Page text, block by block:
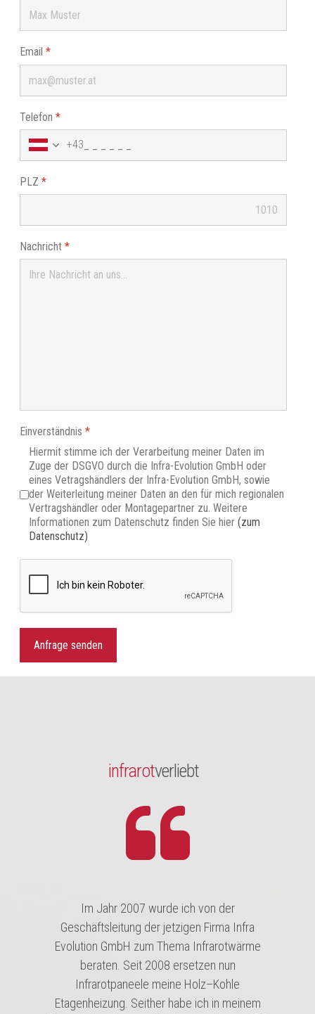
Email *
Telefon *
+43
PLZ *
Nachricht *
Einverständnis *
Hiermit stimme ich der Verarbeitung meiner Daten im
Zuge der DSGVO durch die Infra-Evolution GmbH oder
eines Vetragshändlers der Infra-Evolution GmbH, sowie
der Weiterleitung meiner Daten an den für mich regionalen
Vertragshändler oder Montagepartner zu. Weitere
Informationen zum Datenschutz finden Sie hier (zum
Datenschutz)
Anfrage senden
infrarotverliebt
Im Jahr 2007 wurde ich von der
Geschäftsleitung der jetzigen Firma Infra
Evolution GmbH zum Thema Infrarotwärme
beraten. Seit 2008 ersetzen nun
Infrarotpaneele meine Holz–Kohle
Etagenheizung. Seither habe ich in meinem